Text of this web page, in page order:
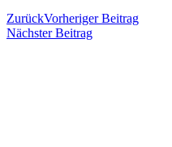
ZurückVorheriger Beitrag
Nächster Beitrag